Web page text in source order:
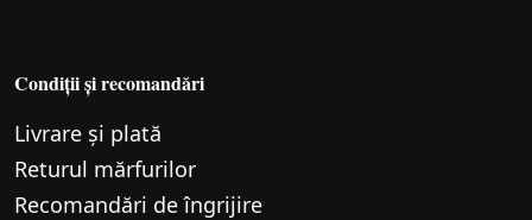
Condiții și recomandări
Livrare și plată
Returul mărfurilor
Recomandări de îngrijire